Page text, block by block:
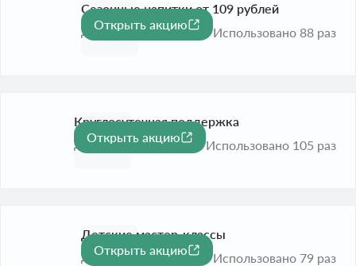
Сезонные напитки от 109 рублей
До 31 авг. 2026
Открыть акцию
Использовано 88 раз
Круглосуточная поддержка
До 31 авг. 2026
Открыть акцию
Использовано 105 раз
Детские мастер-классы
До 31 авг. 2026
Открыть акцию
Использовано 79 раз